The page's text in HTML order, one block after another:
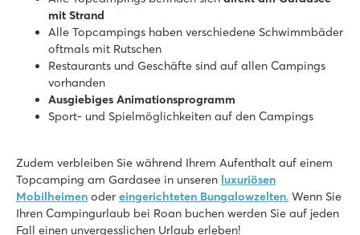
Der Vergnügungspark Gardaland um die Ecke und die
Tolles Restaurant mit Aussicht über den See
Cisano/San Vito
Cisano/San Vito
Italien - Norditalien - Gardasee - Cisano
★
Abwechslungsreiche Animation auf Cisano
Lazise und Bardolino sind ganz in der Nähe
Piantelle
mit Strand
Alle Topcampings haben verschiedene Schwimmbäder
oftmals mit Rutschen
Restaurants und Geschäfte sind auf allen Campings
vorhanden
Ausgiebiges Animationsprogramm
Sport- und Spielmöglichkeiten auf den Campings
Zudem verbleiben Sie während Ihrem Aufenthalt auf einem
Topcamping am Gardasee in unseren luxuriösen
Mobilheimen oder eingerichteten Bungalowzelten. Wenn Sie
Ihren Campingurlaub bei Roan buchen werden Sie auf jeden
Fall einen unvergesslichen Urlaub erleben!